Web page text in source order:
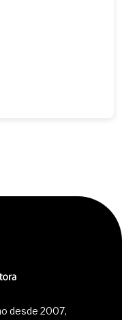
desde 2007,